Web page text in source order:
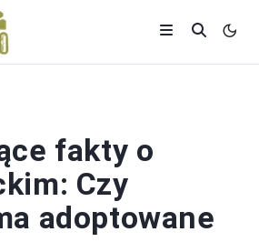
fakty o
Czy
adoptowane